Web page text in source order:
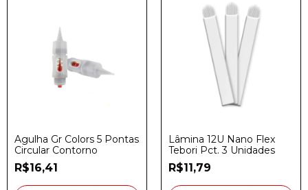
Agulha Gr Colors 5 Pontas
Circular Contorno
R$16,41
Lâmina 12U Nano Flex
Tebori Pct. 3 Unidades
R$11,79